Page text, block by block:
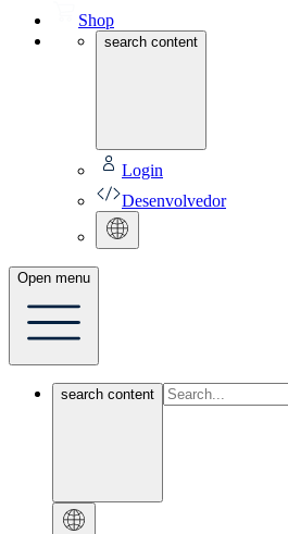
Shop
search content
Login
Desenvolvedor
Open menu
search content